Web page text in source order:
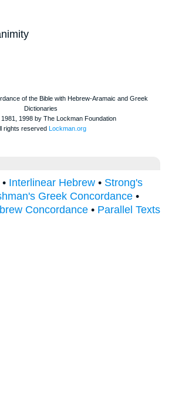
• Interlinear Hebrew • Strong's
Greek Concordance •
Concordance • Parallel Texts